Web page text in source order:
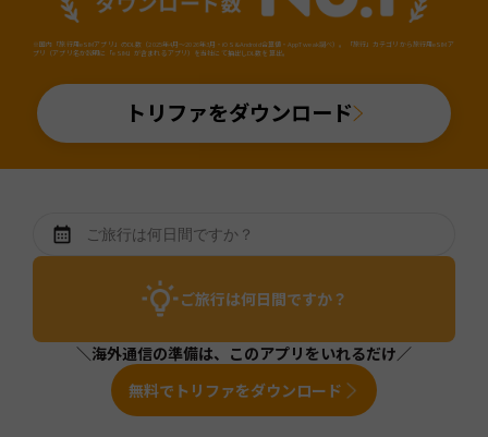
※国内「旅行用eSIMアプリ」のDL数（2025年4月～2026年3月・iOS&Android合算値・AppTweak調べ）。「旅行」カテゴリから旅行用eSIMア
プリ（アプリ名か説明に「eSIM」が含まれるアプリ）を当社にて抽出しDL数を算出。
トリファをダウンロード
ご旅行は何日間ですか？
＼海外通信の準備は、このアプリをいれるだけ／
無料でトリファをダウンロード